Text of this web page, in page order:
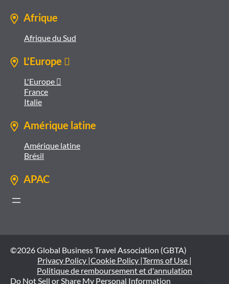
Afrique
Afrique du Sud
L'Europe 
L'Europe 
France
Italie
Amérique latine
Amérique latine
Brésil
APAC
©2026 Global Business Travel Association (GBTA)
Privacy Policy |Cookie Policy |Terms of Use |
Politique de remboursement et d'annulation
Do Not Sell or Share My Personal Information